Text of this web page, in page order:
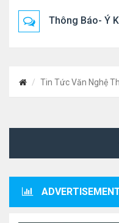
Thông Báo- Ý
Tin Tức Văn Nghệ